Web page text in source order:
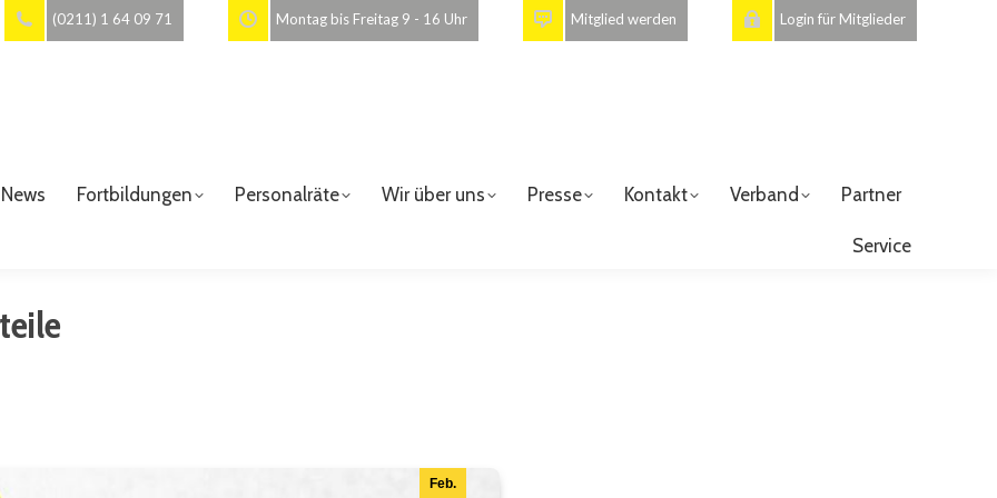
(0211) 1 64 09 71 Montag bis Freitag 9 - 16 Uhr Mitglied werden Login für Mitglieder
News Fortbildungen Personalräte Wir über uns Presse Kontakt Verband Partner
Service
Feb.